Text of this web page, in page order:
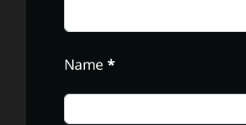
Name *